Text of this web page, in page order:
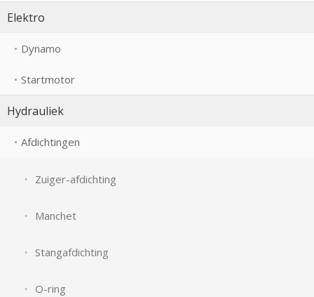
Elektro
Dynamo
Startmotor
Hydrauliek
Afdichtingen
Zuiger-afdichting
Manchet
Stangafdichting
O-ring